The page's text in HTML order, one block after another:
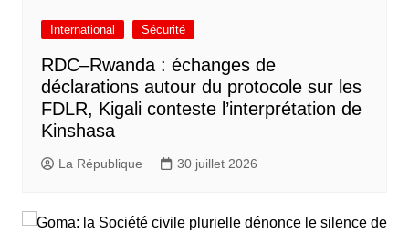
International Sécurité
RDC–Rwanda : échanges de
déclarations autour du protocole sur les
FDLR, Kigali conteste l’interprétation de
Kinshasa
La République 30 juillet 2026